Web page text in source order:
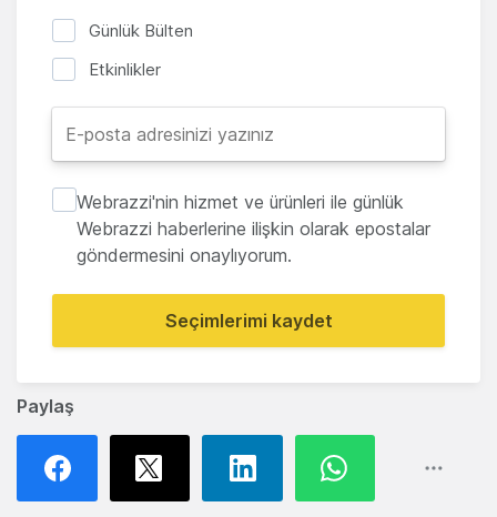
Paylaş
Günlük Bülten
Etkinlikler
Webrazzi'nin hizmet ve ürünleri ile günlük
Webrazzi haberlerine ilişkin olarak epostalar
göndermesini onaylıyorum.
Seçimlerimi kaydet